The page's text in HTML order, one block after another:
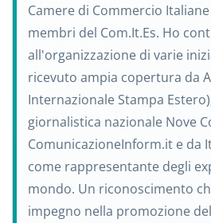
Camere di Commercio
membri del Com.It.Es. Ho
all'organizzazione di varie
ricevuto ampia copertura da
Internazionale Stampa
giornalistica nazionale Nove
ComunicazioneInform.it e da
come rappresentante degli
mondo. Un riconoscimento
impegno nella promozione